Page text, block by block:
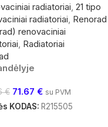
radiatoriai 21 tipo
radiatoriai Renorad
renovaciniai
Radiatoriai
€ 71.67 € su PVM
KODAS: R215505